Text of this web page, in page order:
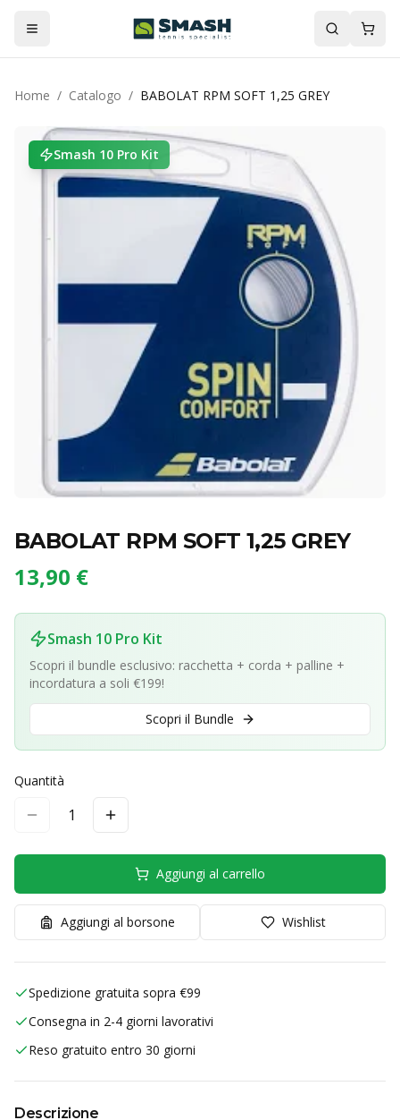
Home / Catalogo / BABOLAT RPM SOFT 1,25 GREY
Smash 10 Pro Kit
BABOLAT RPM SOFT 1,25 GREY
13,90 €
Smash 10 Pro Kit
Scopri il bundle esclusivo: racchetta + corda + palline +
incordatura a soli €199!
Scopri il Bundle
Quantità
1
Aggiungi al carrello
Aggiungi al borsone Wishlist
Spedizione gratuita sopra €99
Consegna in 2-4 giorni lavorativi
Reso gratuito entro 30 giorni
Descrizione